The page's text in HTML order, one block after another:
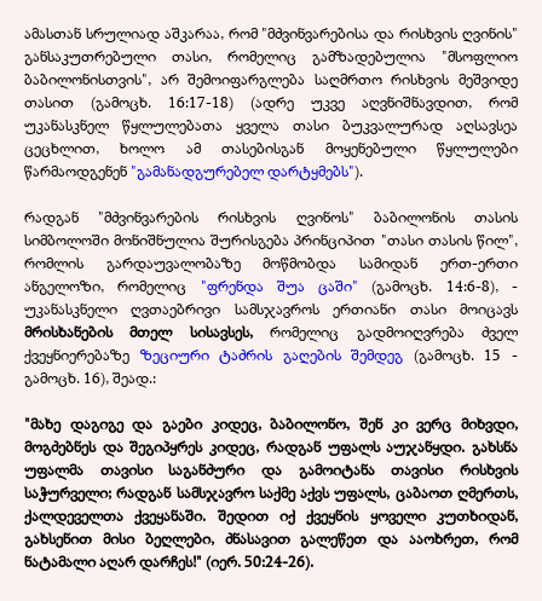
ამასთან სრულიად აშკარაა, რომ "მძვინვარებისა და რისხვის ღვინის"
განსაკუთრებული თასი, რომელიც გამზადებულია "მსოფლიო
ბაბილონისთვის", არ შემოიფარგლება საღმრთო რისხვის მეშვიდე
თასით (გამოცხ. 16:17-18) (ადრე უკვე აღვნიშნავდით, რომ
უკანასკნელ წყლულებათა ყველა თასი ბუკვალურად აღსავსეა
ცეცხლით, ხოლო ამ თასებისგან მოყენებული წყლულები
წარმაოდგენენ "გამანადგურებელ დარტყმებს").
რადგან "მძვინვარების რისხვის ღვინოს" ბაბილონის თასის
სიმბოლოში მონიშნულია შურისგება პრინციპით "თასი თასის წილ",
რომლის გარდაუვალობაზე მოწმობდა სამიდან ერთ-ერთი
ანგელოზი, რომელიც "ფრენდა შუა ცაში" (გამოცხ. 14:6-8), -
უკანასკნელი ღვთაებრივი სამსჯავროს ერთიანი თასი მოიცავს
მრისხანების მთელ სისავსეს,რომელიც გადმოიღვრება ძველ
ქვეყნიერებაზე ზეციური ტაძრის გაღების შემდეგ (გამოცხ. 15 -
გამოცხ. 16), შეად.:
"მახე დაგიგე და გაები კიდეც, ბაბილონო, შენ კი ვერც მიხვდი,
მოგძებნეს და შეგიპყრეს კიდეც, რადგან უფალს აუჯანყდი. გახსნა
უფალმა თავისი საგანძური და გამოიტანა თავისი რისხვის
საჭურველი; რადგან სამსჯავრო საქმე აქვს უფალს, ცაბაოთ ღმერთს,
ქალდეველთა ქვეყანაში. შედით იქ ქვეყნის ყოველი კუთხიდან,
გახსენით მისი ბეღლები, ძნასავით გალეწეთ და ააოხრეთ, რომ
ნატამალი აღარ დარჩეს!" (იერ. 50:24-26).